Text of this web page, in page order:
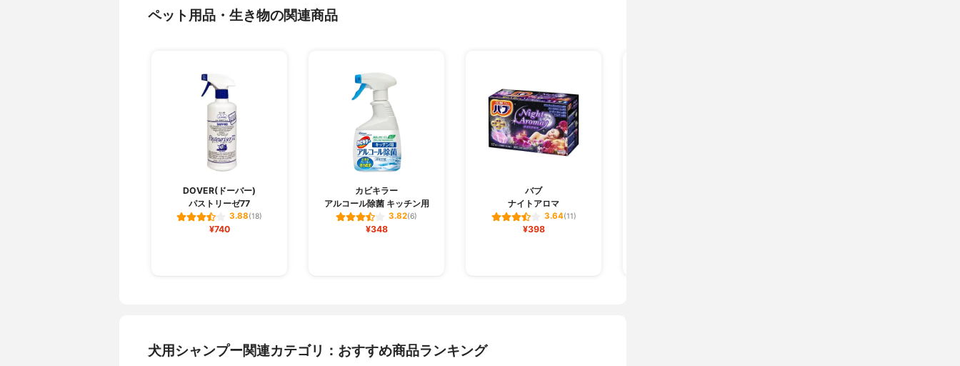
ペット用品・生き物の関連商品
DOVER(ドーバー)
パストリーゼ77
3.88(18)
¥740
カビキラー
アルコール除菌 キッチン用
3.82(6)
¥348
バブ
ナイトアロマ
3.64(11)
¥398
犬用シャンプー関連カテゴリ：おすすめ商品ランキング